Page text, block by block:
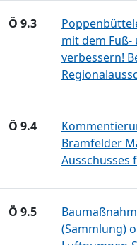
Ö 9.3
mit dem Fuß-
verbessern!
Ö 9.4
Bramfelder
Ausschusses
Ö 9.5
(Sammlung)